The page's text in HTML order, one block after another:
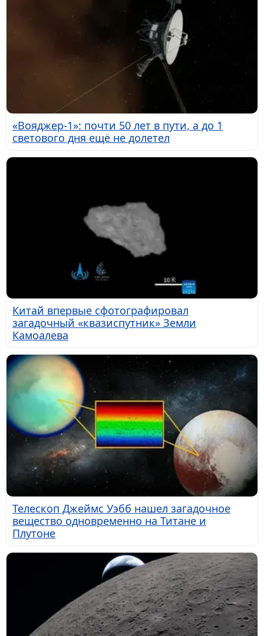
«Вояджер-1»: почти 50 лет в пути, а до 1
светового дня ещё не долетел
Китай впервые сфотографировал
загадочный «квазиспутник» Земли
Камоалева
Телескоп Джеймс Уэбб нашел загадочное
вещество одновременно на Титане и
Плутоне